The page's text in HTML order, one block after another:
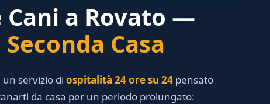
Cani a Rovato —
Seconda Casa
servizio di ospitalità 24 ore su 24 pensato
da casa per un periodo prolungato: